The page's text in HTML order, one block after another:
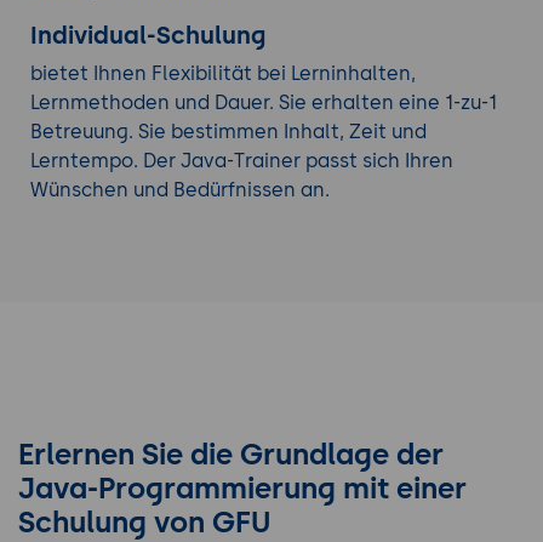
Individual-Schulung
bietet Ihnen Flexibilität bei Lerninhalten,
Lernmethoden und Dauer. Sie erhalten eine 1-zu-1
Betreuung. Sie bestimmen Inhalt, Zeit und
Lerntempo. Der Java-Trainer passt sich Ihren
Wünschen und Bedürfnissen an.
Erlernen Sie die Grundlage der
Java-Programmierung mit einer
Schulung von GFU